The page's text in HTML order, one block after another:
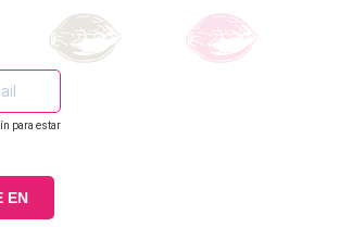
para estar
EN